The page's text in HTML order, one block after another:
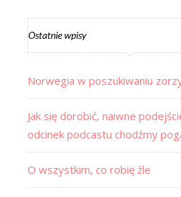
Ostatnie wpisy
Norwegia w poszukiwaniu
Jak się dorobić, naiwne
odcinek podcastu chodźmy
O wszystkim, co robię źle